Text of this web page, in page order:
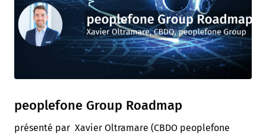
peoplefone Group Roadmap
présenté par Xavier Oltramare (CBDO peoplefone